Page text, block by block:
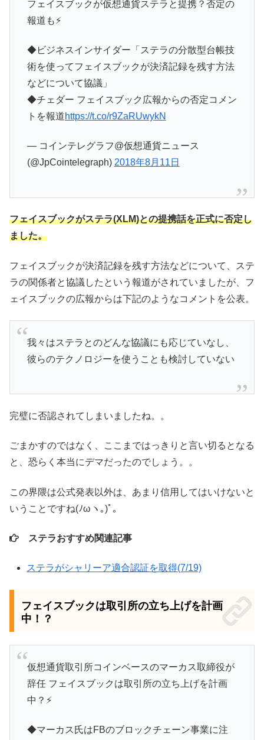
フェイスブックが仮想通貨ステラと提携？否定の
報道も⚡️
◆ビジネスインサイダー「ステラの分散型台帳技
術を使ってフェイスブックが決済記録を残す方法
などについて協議」
◆チェダー フェイスブック広報からの否定コメン
トを報道https://t.co/r9ZaRUwykN
— コインテレグラフ@仮想通貨ニュース
(@JpCointelegraph) 2018年8月11日
フェイスブックがステラ(XLM)との提携話を正式に否定し
ました。
フェイスブックが決済記録を残す方法などについて、ステ
ラの関係者と協議したという報道がされていましたが、フ
ェイスブックの広報からは下記のようなコメントを公表。
我々はステラとのどんな協議にも応じていなし、
彼らのテクノロジーを使うことも検討していない
完璧に否認されてしまいましたね。。
ごまかすのではなく、ここまではっきりと言い切るとなる
と、恐らく本当にデマだったのでしょう。。
この界隈は公式発表以外は、あまり信用してはいけないと
いうことですね(ﾉωヽ｡)ﾟ｡
ステラおすすめ関連記事
ステラがシャリーア適合認証を取得(7/19)
フェイスブックは取引所の立ち上げを計画
中！？
仮想通貨取引所コインベースのマーカス取締役が
辞任 フェイスブックは取引所の立ち上げを計画
中？⚡️
◆マーカス氏はFBのブロックチェーン事業に注